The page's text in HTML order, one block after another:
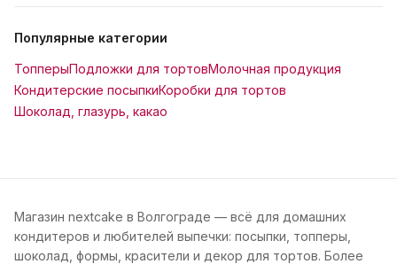
Популярные категории
ТопперыПодложки для тортовМолочная продукция
Кондитерские посыпкиКоробки для тортов
Шоколад, глазурь, какао
Магазин nextcake в Волгограде — всё для домашних
кондитеров и любителей выпечки: посыпки, топперы,
шоколад, формы, красители и декор для тортов. Более